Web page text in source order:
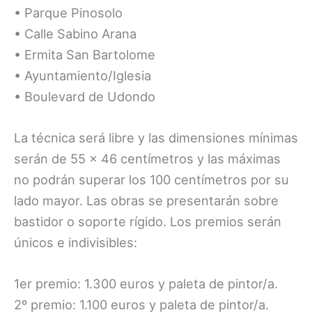
• Parque Pinosolo
• Calle Sabino Arana
• Ermita San Bartolome
• Ayuntamiento/Iglesia
• Boulevard de Udondo
La técnica será libre y las dimensiones mínimas
serán de 55 x 46 centímetros y las máximas
no podrán superar los 100 centímetros por su
lado mayor. Las obras se presentarán sobre
bastidor o soporte rígido. Los premios serán
únicos e indivisibles:
1er premio: 1.300 euros y paleta de pintor/a.
2º premio: 1.100 euros y paleta de pintor/a.